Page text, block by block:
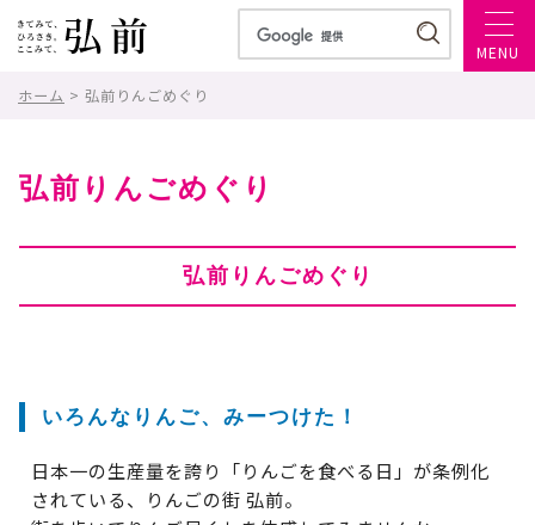
MENU
ホーム > 弘前りんごめぐり
弘前りんごめぐり
弘前りんごめぐり
いろんなりんご、みーつけた！
日本一の生産量を誇り「りんごを食べる日」が条例化
されている、りんごの街 弘前。